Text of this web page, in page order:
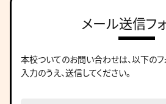
メール送信フ
本校ついてのお問い合わせは、以下の
入力のうえ、送信してください。